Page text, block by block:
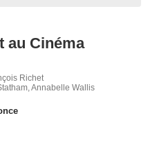
au Cinéma
Richet
Annabelle Wallis